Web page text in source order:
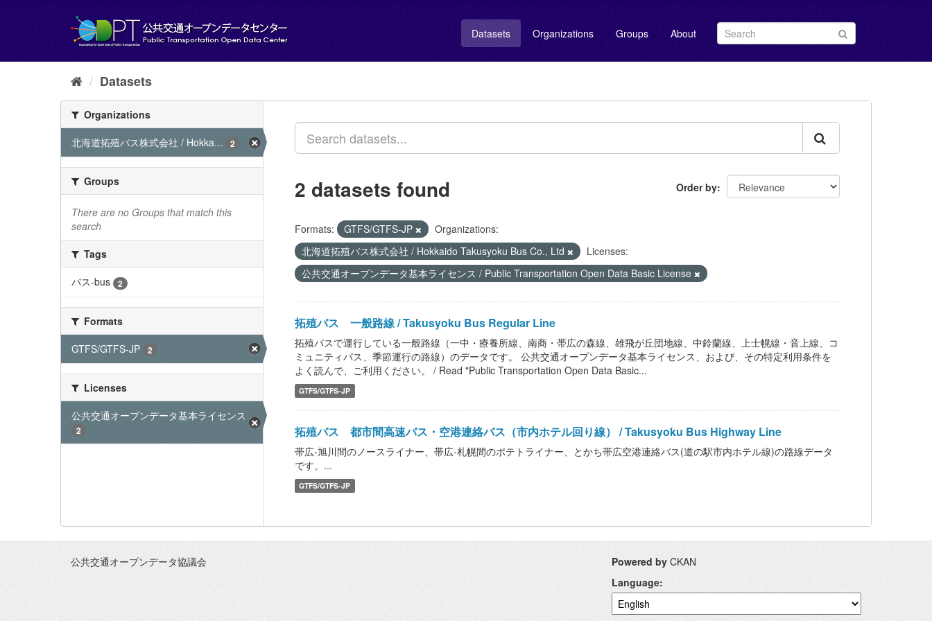
Datasets Organizations Groups About
Datasets
Organizations
北海道拓殖バス株式会社 / Hokka...
2
Groups
There are no Groups that match this
search
Tags
バス-bus
2
Formats
GTFS/GTFS-JP
2
Licenses
公共交通オープンデータ基本ライセンス ...
2
Order by
2 datasets found
Formats: GTFS/GTFS-JP
Organizations:
北海道拓殖バス株式会社 / Hokkaido Takusyoku Bus Co., Ltd
Licenses:
公共交通オープンデータ基本ライセンス / Public Transportation Open Data Basic License
拓殖バス 一般路線 / Takusyoku Bus Regular Line
拓殖バスで運行している一般路線（一中・療養所線、南商・帯広の森線、雄飛が丘団地線、中鈴蘭線、上士幌線・音上線、コ
ミュニティバス、季節運行の路線）のデータです。 公共交通オープンデータ基本ライセンス、および、その特定利用条件を
よく読んで、ご利用ください。 / Read "Public Transportation Open Data Basic...
GTFS/GTFS-JP
拓殖バス 都市間高速バス・空港連絡バス（市内ホテル回り線） / Takusyoku Bus Highway Line
帯広-旭川間のノースライナー、帯広-札幌間のポテトライナー、とかち帯広空港連絡バス(道の駅市内ホテル線)の路線データ
です。...
GTFS/GTFS-JP
公共交通オープンデータ協議会 Powered by CKAN
Language